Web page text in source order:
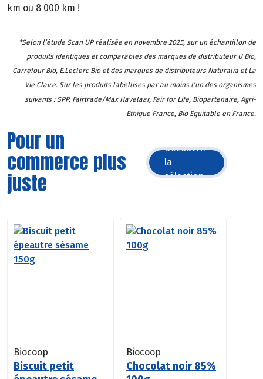
km ou 8 000 km !
*Selon l’étude Scan UP réalisée en novembre 2025, sur un échantillon de
produits identiques et comparables des marques de distributeur U Bio,
Carrefour Bio, E.Leclerc Bio et des marques de distributeurs Naturalia et La
Vie Claire. Sur les produits labellisés par au moins l’un des organismes
suivants : SPP, Fairtrade/Max Havelaar, Fair for Life, Biopartenaire, Agri-
Ethique France, Bio Equitable en France.
Pour un
commerce plus
juste
Découvrir
la
sélection
Biocoop
Biscuit petit
Biocoop
Chocolat noir 85%